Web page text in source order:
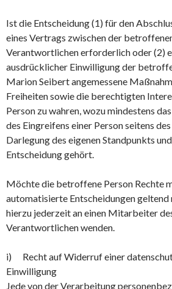
Ist die Entscheidung (1) für den
eines Vertrags zwischen der
Verantwortlichen erforderlich oder (2)
ausdrücklicher Einwilligung der
Marion Seibert angemessene
Freiheiten sowie die berechtigten
Person zu wahren, wozu mindestens
des Eingreifens einer Person seitens
Darlegung des eigenen Standpunkts
Entscheidung gehört.
Möchte die betroffene Person Rechte
automatisierte Entscheidungen geltend
hierzu jederzeit an einen Mitarbeiter
Verantwortlichen wenden.
i) Recht auf Widerruf einer
Einwilligung
Jede von der Verarbeitung